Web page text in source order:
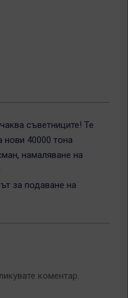
съветниците! Те
40000 тона
намаляване на
за подаване на
коментар.